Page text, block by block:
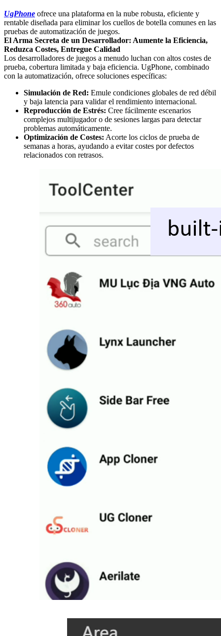
UgPhone ofrece una plataforma en la nube robusta, eficiente y
rentable diseñada para eliminar los cuellos de botella comunes en las
pruebas de automatización de juegos.
El Arma Secreta de un Desarrollador: Aumente la Eficiencia,
Reduzca Costes, Entregue Calidad
Los desarrolladores de juegos a menudo luchan con altos costes de
prueba, cobertura limitada y baja eficiencia. UgPhone, combinado
con la automatización, ofrece soluciones específicas:
Simulación de Red: Emule condiciones globales de red débil
y baja latencia para validar el rendimiento internacional.
Reproducción de Estrés: Cree fácilmente escenarios
complejos multijugador o de sesiones largas para detectar
problemas automáticamente.
Optimización de Costes: Acorte los ciclos de prueba de
semanas a horas, ayudando a evitar costes por defectos
relacionados con retrasos.